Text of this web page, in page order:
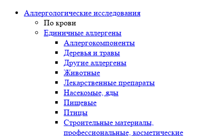
Аллергологические исследования
По крови
Единичные аллергены
Аллергокомпоненты
Деревья и травы
Другие аллергены
Животные
Лекарственные препараты
Насекомые, яды
Пищевые
Птицы
Строительные материалы,
профессиональные, косметические